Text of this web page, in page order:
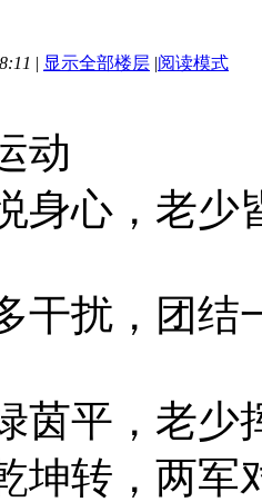
| 显示全部楼层 |阅读模式
动
身心，老少
干扰，团结
茵平，老少
坤转，两军